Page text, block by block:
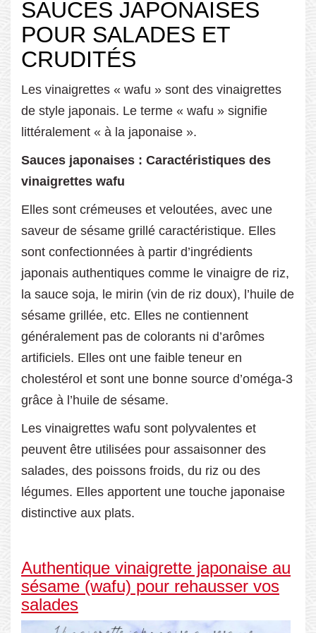
SAUCES JAPONAISES
POUR SALADES ET
CRUDITÉS
Les vinaigrettes « wafu » sont des vinaigrettes
de style japonais. Le terme « wafu » signifie
littéralement « à la japonaise ».
Sauces japonaises : Caractéristiques des
vinaigrettes wafu
Elles sont crémeuses et veloutées, avec une
saveur de sésame grillé caractéristique. Elles
sont confectionnées à partir d’ingrédients
japonais authentiques comme le vinaigre de riz,
la sauce soja, le mirin (vin de riz doux), l’huile de
sésame grillée, etc. Elles ne contiennent
généralement pas de colorants ni d’arômes
artificiels. Elles ont une faible teneur en
cholestérol et sont une bonne source d’oméga-3
grâce à l’huile de sésame.
Les vinaigrettes wafu sont polyvalentes et
peuvent être utilisées pour assaisonner des
salades, des poissons froids, du riz ou des
légumes. Elles apportent une touche japonaise
distinctive aux plats.
Authentique vinaigrette japonaise au
sésame (wafu) pour rehausser vos
salades